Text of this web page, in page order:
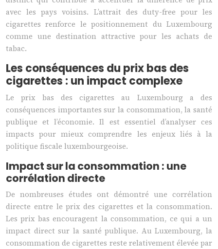
avec les pays voisins. L’attrait des duty-free pour les
cigarettes renforce le positionnement du Luxembourg
comme une destination attractive pour les achats de
tabac.
Les conséquences du prix bas des
cigarettes : un impact complexe
Le prix bas des cigarettes au Luxembourg a des
conséquences importantes sur la consommation, la santé
publique et l’économie. Il est essentiel d’analyser ces
impacts pour mieux comprendre les enjeux liés à la
politique fiscale luxembourgeoise.
Impact sur la consommation : une
corrélation directe
De nombreuses études ont démontré une corrélation
directe entre le prix des cigarettes et la consommation.
Les prix bas encouragent la consommation, ce qui a un
impact direct sur la santé publique. Au Luxembourg, la
consommation de cigarettes reste relativement élevée par